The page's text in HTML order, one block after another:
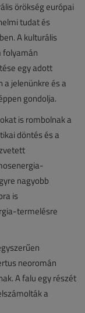
örökség európai
tudat és
A kulturális
folyamán
egy adott
a jelenünkre és a
gondolja.
is rombolnak a
döntés és a
nagyobb
is
termelésre
neoromán
A falu egy részét
a